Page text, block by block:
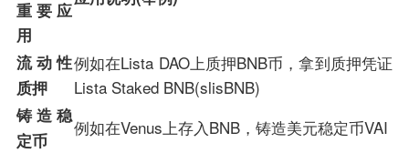
重要应
用
流动性
质押
例如在Lista DAO上质押BNB币，拿到质押凭证
Lista Staked BNB(slisBNB)
铸造稳
定币
例如在Venus上存入BNB，铸造美元稳定币VAI